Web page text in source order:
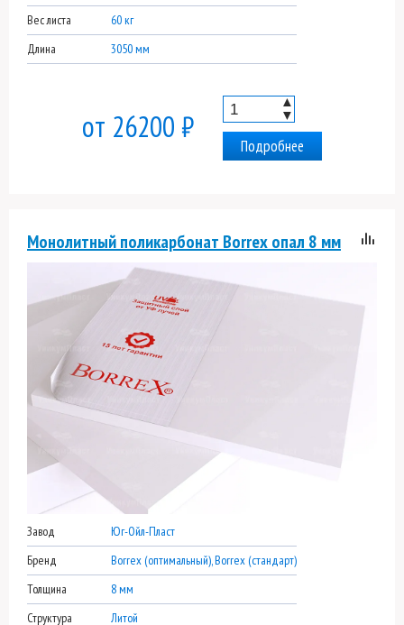
Вес листа
60 кг
Длина
3050 мм
от 26200 ₽
▲
▼
Подробнее
Монолитный поликарбонат Borrex опал 8 мм
Завод
Юг-Ойл-Пласт
Бренд
Borrex (оптимальный), Borrex (стандарт)
Толщина
8 мм
Структура
Литой